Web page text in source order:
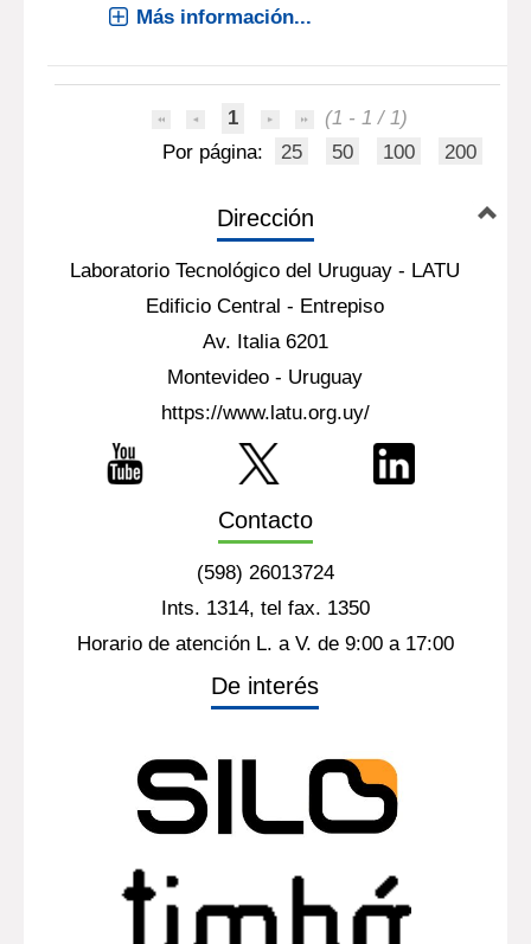
Más información...
1
(1 - 1 / 1)
Por página:
25 50 100 200
Dirección
Laboratorio Tecnológico del Uruguay - LATU
Edificio Central - Entrepiso
Av. Italia 6201
Montevideo - Uruguay
https://www.latu.org.uy/
Contacto
(598) 26013724
Ints. 1314, tel fax. 1350
Horario de atención L. a V. de 9:00 a 17:00
De interés